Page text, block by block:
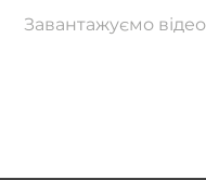
Завантажуємо